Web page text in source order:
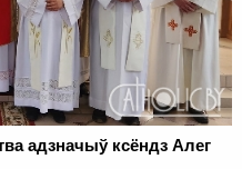
адзначыў ксёндз Алег